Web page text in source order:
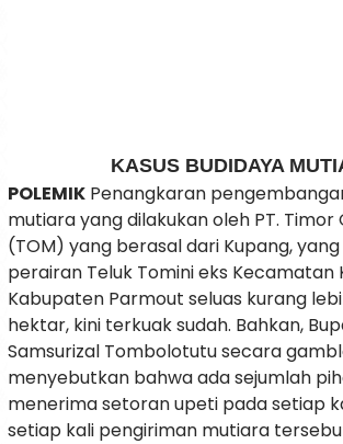
KASUS BUDIDAYA
POLEMIK Penangkaran
mutiara yang dilakukan oleh PT. Timor
(TOM) yang berasal dari Kupang,
perairan Teluk Tomini eks Kecamatan
Kabupaten Parmout seluas kurang
hektar, kini terkuak sudah. Bahkan,
Samsurizal Tombolotutu secara
menyebutkan bahwa ada sejumlah
menerima setoran upeti pada setiap
setiap kali pengiriman mutiara